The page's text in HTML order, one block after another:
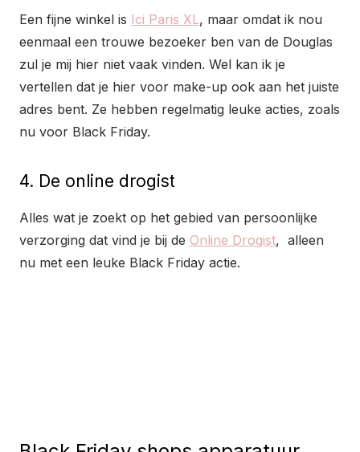
Een fijne winkel is Ici Paris XL, maar omdat ik nou
eenmaal een trouwe bezoeker ben van de Douglas
zul je mij hier niet vaak vinden. Wel kan ik je
vertellen dat je hier voor make-up ook aan het juiste
adres bent. Ze hebben regelmatig leuke acties, zoals
nu voor Black Friday.
4. De online drogist
Alles wat je zoekt op het gebied van persoonlijke
verzorging dat vind je bij de Online Drogist, alleen
nu met een leuke Black Friday actie.